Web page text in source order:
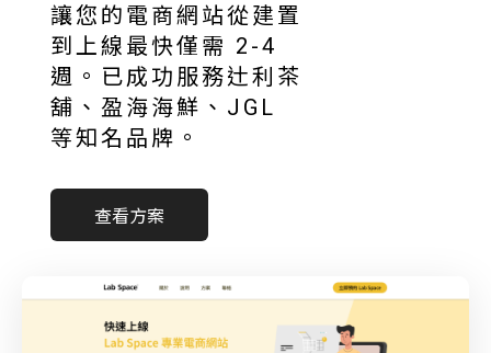
讓您的電商網站從建置
到上線最快僅需 2-4
週。已成功服務辻利茶
舖、盈海海鮮、JGL
等知名品牌。
查看方案